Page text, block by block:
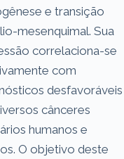
e transição
mesenquimal. Sua
correlaciona-se
com
desfavoráveis
cânceres
humanos e
O objetivo deste